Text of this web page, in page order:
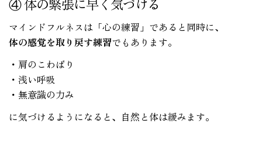
マインドフルネスは「心の練習」であると同時に、
体の感覚を取り戻す練習でもあります。
・肩のこわばり
・浅い呼吸
・無意識の力み
に気づけるようになると、自然と体は緩みます。